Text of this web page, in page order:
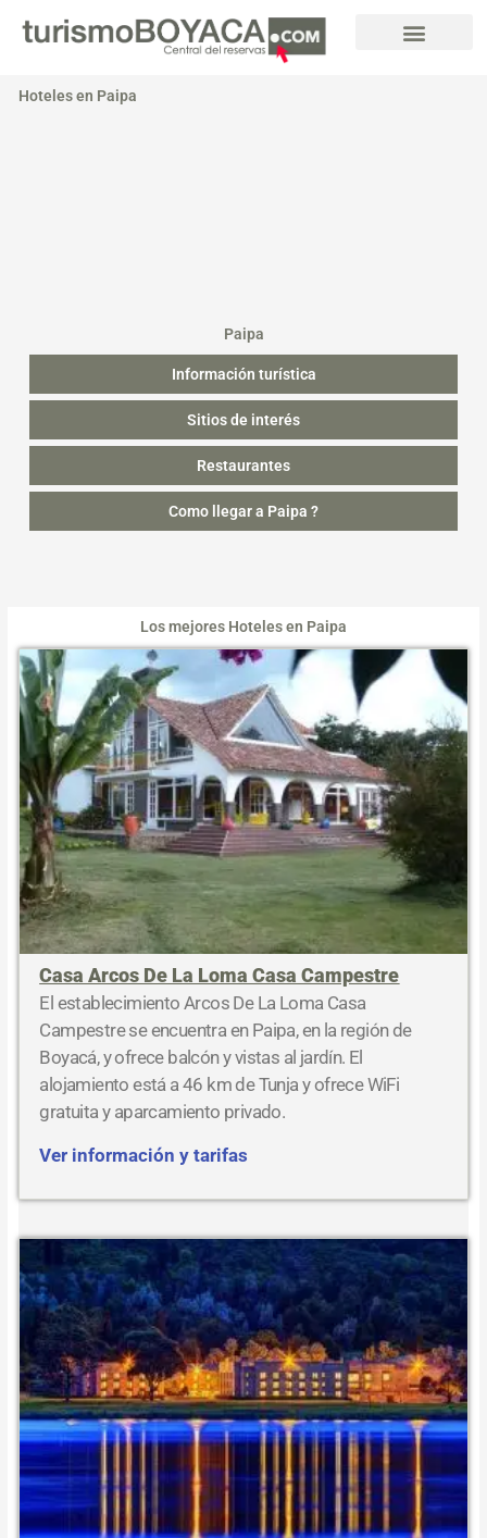
Hoteles en Paipa
Paipa
Información turística
Sitios de interés
Restaurantes
Como llegar a Paipa ?
Los mejores Hoteles en Paipa
Casa Arcos De La Loma Casa Campestre
El establecimiento Arcos De La Loma Casa
Campestre se encuentra en Paipa, en la región de
Boyacá, y ofrece balcón y vistas al jardín. El
alojamiento está a 46 km de Tunja y ofrece WiFi
gratuita y aparcamiento privado.
Ver información y tarifas